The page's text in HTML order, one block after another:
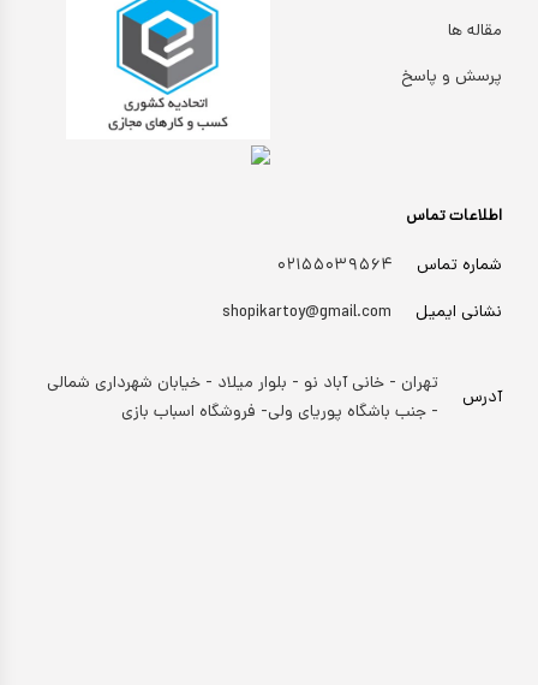
اطلاعات تماس
شماره تماس
۰۲۱۵۵۰۳۹۵۶۴
نشانی ایمیل
shopikartoy@gmail.com
آدرس
تهران - خانی آباد نو - بلوار میلاد - خیابان شهرداری شمالی
- جنب باشگاه پوریای ولی- فروشگاه اسباب بازی
مقاله ها
پرسش و پاسخ